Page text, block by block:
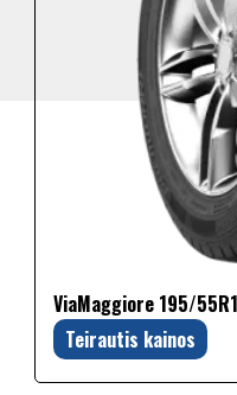
ViaMaggiore 195/
Teirautis kainos